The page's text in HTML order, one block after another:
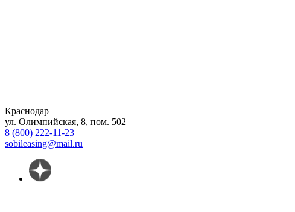
Краснодар
ул. Олимпийская, 8, пом. 502
8 (800) 222-11-23
sobileasing@mail.ru